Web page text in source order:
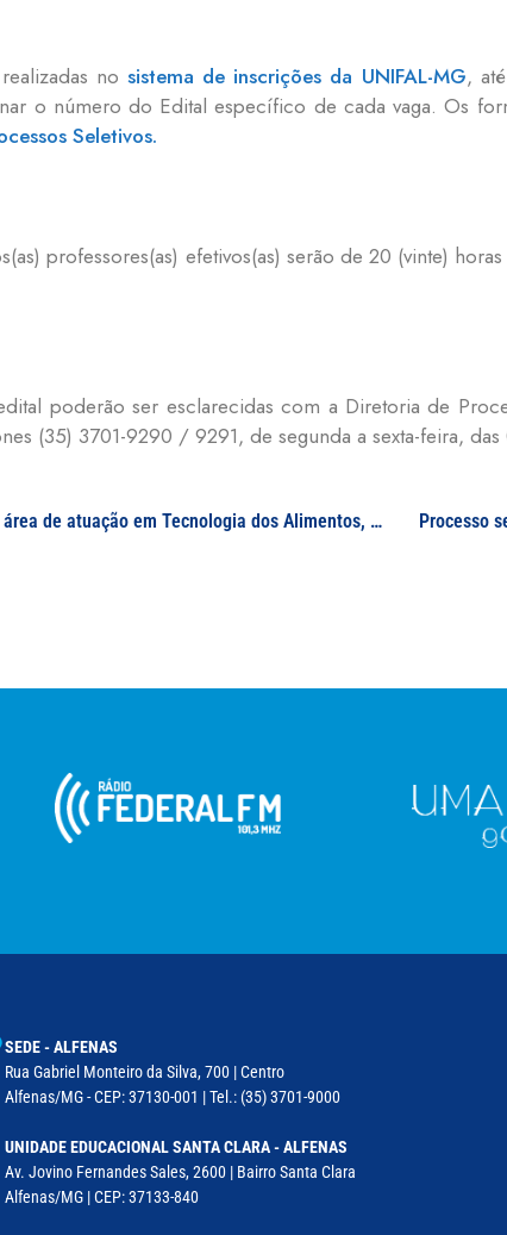
no sistema de inscrições da UNIFAL-MG,
o número do Edital específico de cada vaga. Os
Seletivos.
professores(as) efetivos(as) serão de 20 (vinte)
poderão ser esclarecidas com a Diretoria de
(35) 3701-9290 / 9291, de segunda a sexta-feira, das
Concurso público para professor(a): área de atuação em Tecnologia dos Alimentos, Bromatologia, Química e Bioquímica de Alimentos, Estágio em Unidades de Alimentação e Nutrição Processo
SEDE - ALFENAS
Rua Gabriel Monteiro da Silva, 700 | Centro
Alfenas/MG - CEP: 37130-001 | Tel.: (35) 3701-9000
UNIDADE EDUCACIONAL SANTA CLARA - ALFENAS
Av. Jovino Fernandes Sales, 2600 | Bairro Santa Clara
Alfenas/MG | CEP: 37133-840